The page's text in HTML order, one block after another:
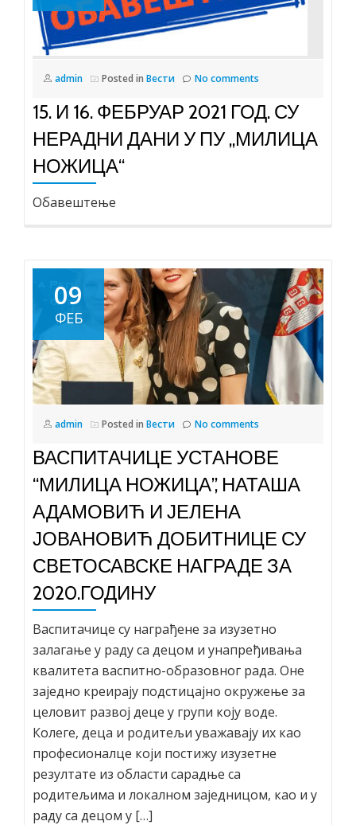
admin Posted in Вести No comments
15. И 16. ФЕБРУАР 2021 ГОД. СУ
НЕРАДНИ ДАНИ У ПУ „МИЛИЦА
НОЖИЦА“
Oбавештење
09
ФЕБ
admin Posted in Вести No comments
ВАСПИТАЧИЦЕ УСТАНОВЕ
“МИЛИЦА НОЖИЦА”, НАТАША
АДАМОВИЋ И ЈЕЛЕНА
ЈОВАНОВИЋ ДОБИТНИЦЕ СУ
СВЕТОСАВСКЕ НАГРАДЕ ЗА
2020.ГОДИНУ
Васпитачице су награђене за изузетно
залагање у раду са децом и унапређивања
квалитета васпитно-образовног рада. Оне
заједно креирају подстицајно окружење за
целовит развој деце у групи коју воде.
Колеге, деца и родитељи уважавају их као
професионалце који постижу изузетне
резултате из области сарадње са
родитељима и локалном заједницом, као и у
раду са децом у […]